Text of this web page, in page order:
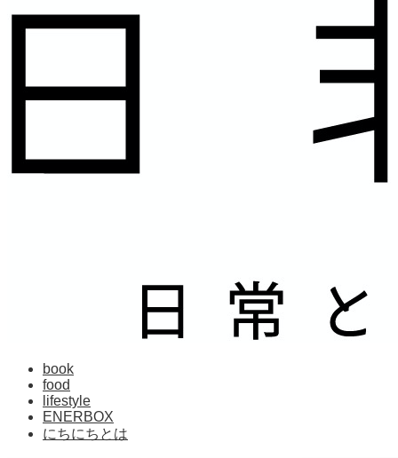
book
food
lifestyle
ENERBOX
にちにちとは